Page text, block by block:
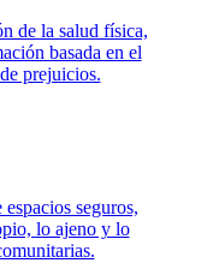
de la salud física,
basada en el
prejuicios.
seguros,
lo ajeno y lo